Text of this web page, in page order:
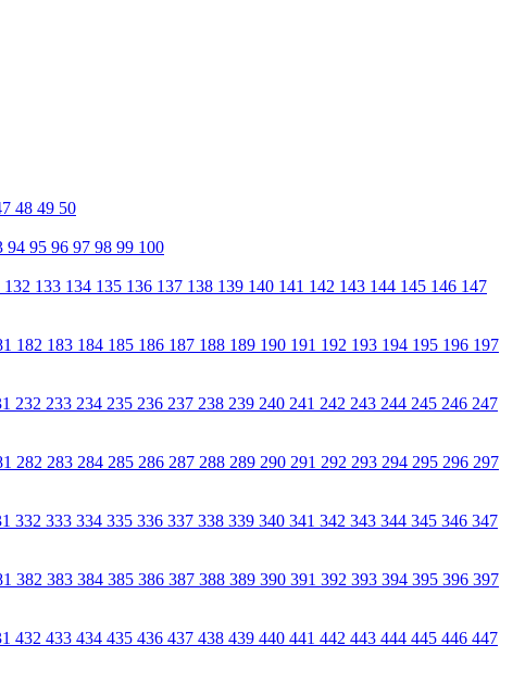
48 49 50
94 95 96 97 98 99 100
132 133 134 135 136 137 138 139 140 141 142 143 144 145 146 147
182 183 184 185 186 187 188 189 190 191 192 193 194 195 196 197
232 233 234 235 236 237 238 239 240 241 242 243 244 245 246 247
282 283 284 285 286 287 288 289 290 291 292 293 294 295 296 297
332 333 334 335 336 337 338 339 340 341 342 343 344 345 346 347
382 383 384 385 386 387 388 389 390 391 392 393 394 395 396 397
432 433 434 435 436 437 438 439 440 441 442 443 444 445 446 447